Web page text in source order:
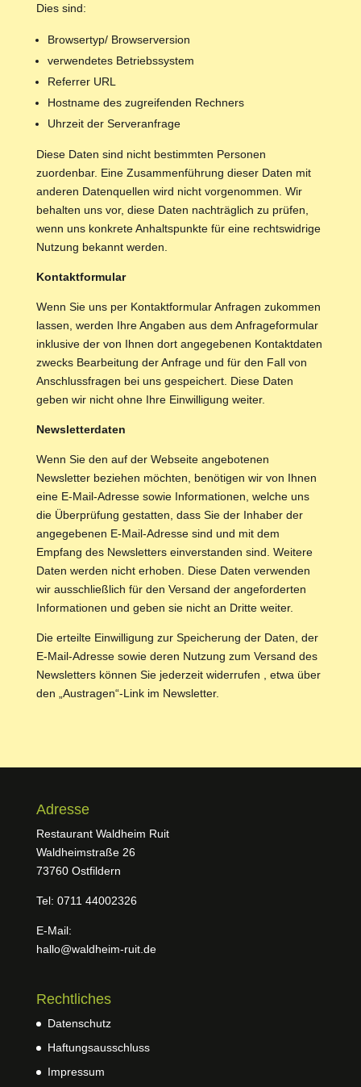
Dies sind:
Browsertyp/ Browserversion
verwendetes Betriebssystem
Referrer URL
Hostname des zugreifenden Rechners
Uhrzeit der Serveranfrage
Diese Daten sind nicht bestimmten Personen
zuordenbar. Eine Zusammenführung dieser Daten mit
anderen Datenquellen wird nicht vorgenommen. Wir
behalten uns vor, diese Daten nachträglich zu prüfen,
wenn uns konkrete Anhaltspunkte für eine rechtswidrige
Nutzung bekannt werden.
Kontaktformular
Wenn Sie uns per Kontaktformular Anfragen zukommen
lassen, werden Ihre Angaben aus dem Anfrageformular
inklusive der von Ihnen dort angegebenen Kontaktdaten
zwecks Bearbeitung der Anfrage und für den Fall von
Anschlussfragen bei uns gespeichert. Diese Daten
geben wir nicht ohne Ihre Einwilligung weiter.
Newsletterdaten
Wenn Sie den auf der Webseite angebotenen
Newsletter beziehen möchten, benötigen wir von Ihnen
eine E-Mail-Adresse sowie Informationen, welche uns
die Überprüfung gestatten, dass Sie der Inhaber der
angegebenen E-Mail-Adresse sind und mit dem
Empfang des Newsletters einverstanden sind. Weitere
Daten werden nicht erhoben. Diese Daten verwenden
wir ausschließlich für den Versand der angeforderten
Informationen und geben sie nicht an Dritte weiter.
Die erteilte Einwilligung zur Speicherung der Daten, der
E-Mail-Adresse sowie deren Nutzung zum Versand des
Newsletters können Sie jederzeit widerrufen , etwa über
den „Austragen“-Link im Newsletter.
Adresse
Restaurant Waldheim Ruit
Waldheimstraße 26
73760 Ostfildern
Tel: 0711 44002326
E-Mail:
hallo@waldheim-ruit.de
Rechtliches
Datenschutz
Haftungsausschluss
Impressum